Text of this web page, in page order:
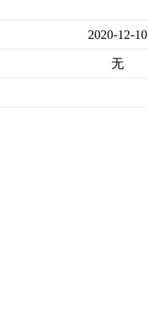
2020-12-10
无